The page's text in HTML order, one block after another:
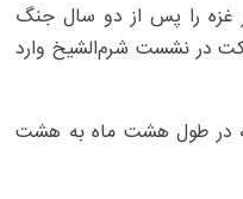
غزه را پس از دو سال جنگ
پیش از شرکت در نشست شرم‌الشیخ وارد
در طول هشت ماه به هشت